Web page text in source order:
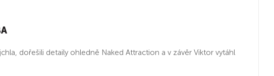
dořešili detaily ohledně Naked Attraction a v závěr Viktor vytáhl